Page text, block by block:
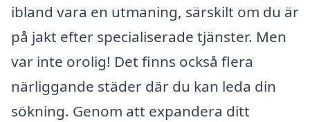
ibland vara en utmaning, särskilt om du är
på jakt efter specialiserade tjänster. Men
var inte orolig! Det finns också flera
närliggande städer där du kan leda din
sökning. Genom att expandera ditt